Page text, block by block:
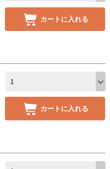
カートに入れる
カートに入れる